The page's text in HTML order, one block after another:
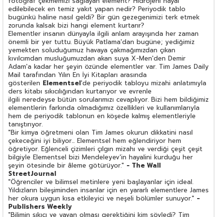
edilebilecek en temiz yakıt yapan nedir? Periyodik tablo
bugünkü haline nasıl geldi? Bir gün gezegenimizi terk etmek
zorunda kalsak bizi hangi element kurtarır?
Elementler insanın dünyayla ilgili anlam arayışında her zaman
önemli bir yer tuttu. Büyük Patlama'dan bugüne; yediğimiz
yemekten soluduğumuz havaya çakmağımızdan çıkan
kıvılcımdan musluğumuzdan akan suya X-Men'den Demir
Adam'a kadar her şeyin özünde elementler var. Tim James Daily
Mail tarafından Yılın En İyi Kitapları arasında
gösterilen Elementsel'de periyodik tabloyu mizahi anlatımıyla
ders kitabı sıkıcılığından kurtarıyor ve evrenle
ilgili neredeyse bütün sorularımızı cevaplıyor. Bizi hem bildiğimiz
elementlerin farkında olmadığımız özellikleri ve kullanımlarıyla
hem de periyodik tablonun en köşede kalmış elementleriyle
tanıştırıyor.
"Bir kimya öğretmeni olan Tim James okurun dikkatini nasıl
çekeceğini iyi biliyor... Elementsel hem eğlendiriyor hem
öğretiyor. Eğlenceli çizimleri çılgın mizahı ve verdiği çeşit çeşit
bilgiyle Elementsel bizi Mendeleyev'in hayalini kurduğu her
şeyin ötesinde bir âleme götürüyor." - The Wall
StreetJournal
"Öğrenciler ve bilimsel metinlere yeni başlayanlar için ideal.
Yıldızların bileşiminden insanlar için en yararlı elementlere James
her okura uygun kısa etkileyici ve neşeli bölümler sunuyor." -
Publishers Weekly
"Bilimin sıkıcı ve yavan olması gerektiğini kim söyledi? Tim